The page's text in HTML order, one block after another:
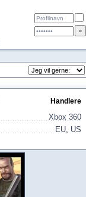
Handlere
Xbox 360
EU, US